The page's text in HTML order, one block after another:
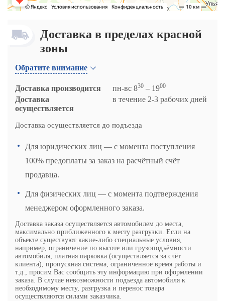
Доставка в пределах красной
зоны
Обратите внимание
Доставка производится пн-вс 830– 1900
Доставка
осуществляется
в течение 2-3 рабочих дней
Доставка осуществляется до подъезда
Для юридических лиц — с момента поступления
100% предоплаты за заказ на расчётный счёт
продавца.
Для физических лиц — с момента подтверждения
менеджером оформленного заказа.
Доставка заказа осуществляется автомобилем до места,
максимально приближенного к месту разгрузки. Если на
объекте существуют какие-либо специальные условия,
например, ограничение по высоте или грузоподъёмности
автомобиля, платная парковка (осуществляется за счёт
клиента), пропускная система, ограниченное время работы и
т.д., просим Вас сообщить эту информацию при оформлении
заказа. В случае невозможности подъезда автомобиля к
необходимому месту, разгрузка и перенос товара
осуществляются силами заказчика.